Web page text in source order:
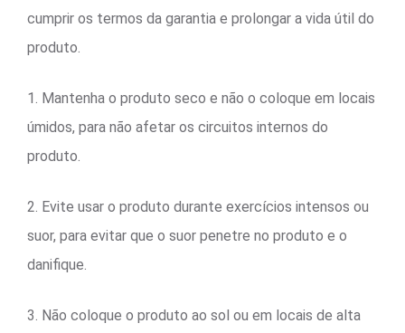
cumprir os termos da garantia e prolongar a vida útil do
produto.
1. Mantenha o produto seco e não o coloque em locais
úmidos, para não afetar os circuitos internos do
produto.
2. Evite usar o produto durante exercícios intensos ou
suor, para evitar que o suor penetre no produto e o
danifique.
3. Não coloque o produto ao sol ou em locais de alta